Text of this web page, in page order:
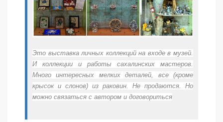
Это выставка личных коллекций на входе в музей.
И коллекции и работы сахалинских мастеров.
Много интересных мелких деталей, все (кроме
крысок и слонов) из раковин. Не продаются. Но
можно связаться с автором и договориться